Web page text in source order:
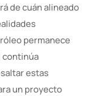
de cuán alineado
permanece
continúa
estas
un proyecto